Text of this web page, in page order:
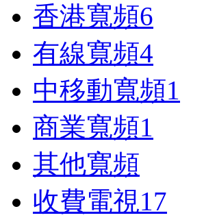
香港寬頻6
有線寬頻4
中移動寬頻1
商業寬頻1
其他寬頻
收費電視17